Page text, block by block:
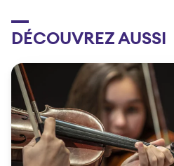
DÉCOUVREZ AUSSI